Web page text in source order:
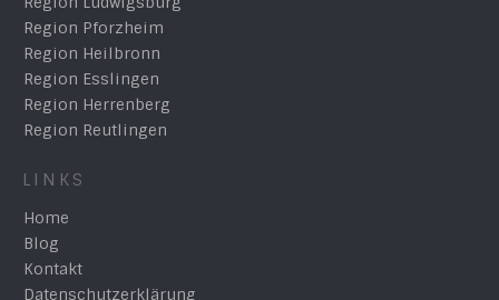
Region Pforzheim
Region Heilbronn
Region Esslingen
Region Herrenberg
Region Reutlingen
LINKS
Home
Blog
Kontakt
Datenschutzerklärung